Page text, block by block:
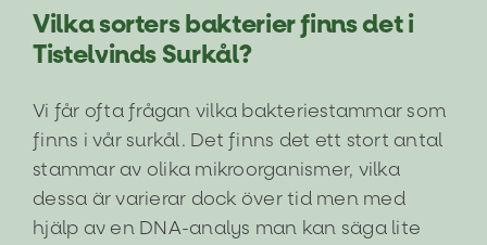
surkål
Aktuellt Fermenteringsfakta
Vilka sorters bakterier finns det i
Tistelvinds Surkål?
Vi får ofta frågan vilka bakteriestammar som
finns i vår surkål. Det finns det ett stort antal
stammar av olika mikroorganismer, vilka
dessa är varierar dock över tid men med
hjälp av en DNA-analys man kan säga lite